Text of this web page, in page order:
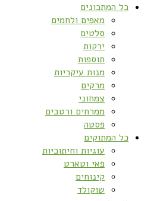
כל המתכונים
מאפים ולחמים
סלטים
ירקות
תוספות
מנות עיקריות
מרקים
צמחוני
ממרחים ורטבים
פסטה
כל המתוקים
עוגיות וחיתוכיות
פאי וטארט
קינוחים
שוקולד